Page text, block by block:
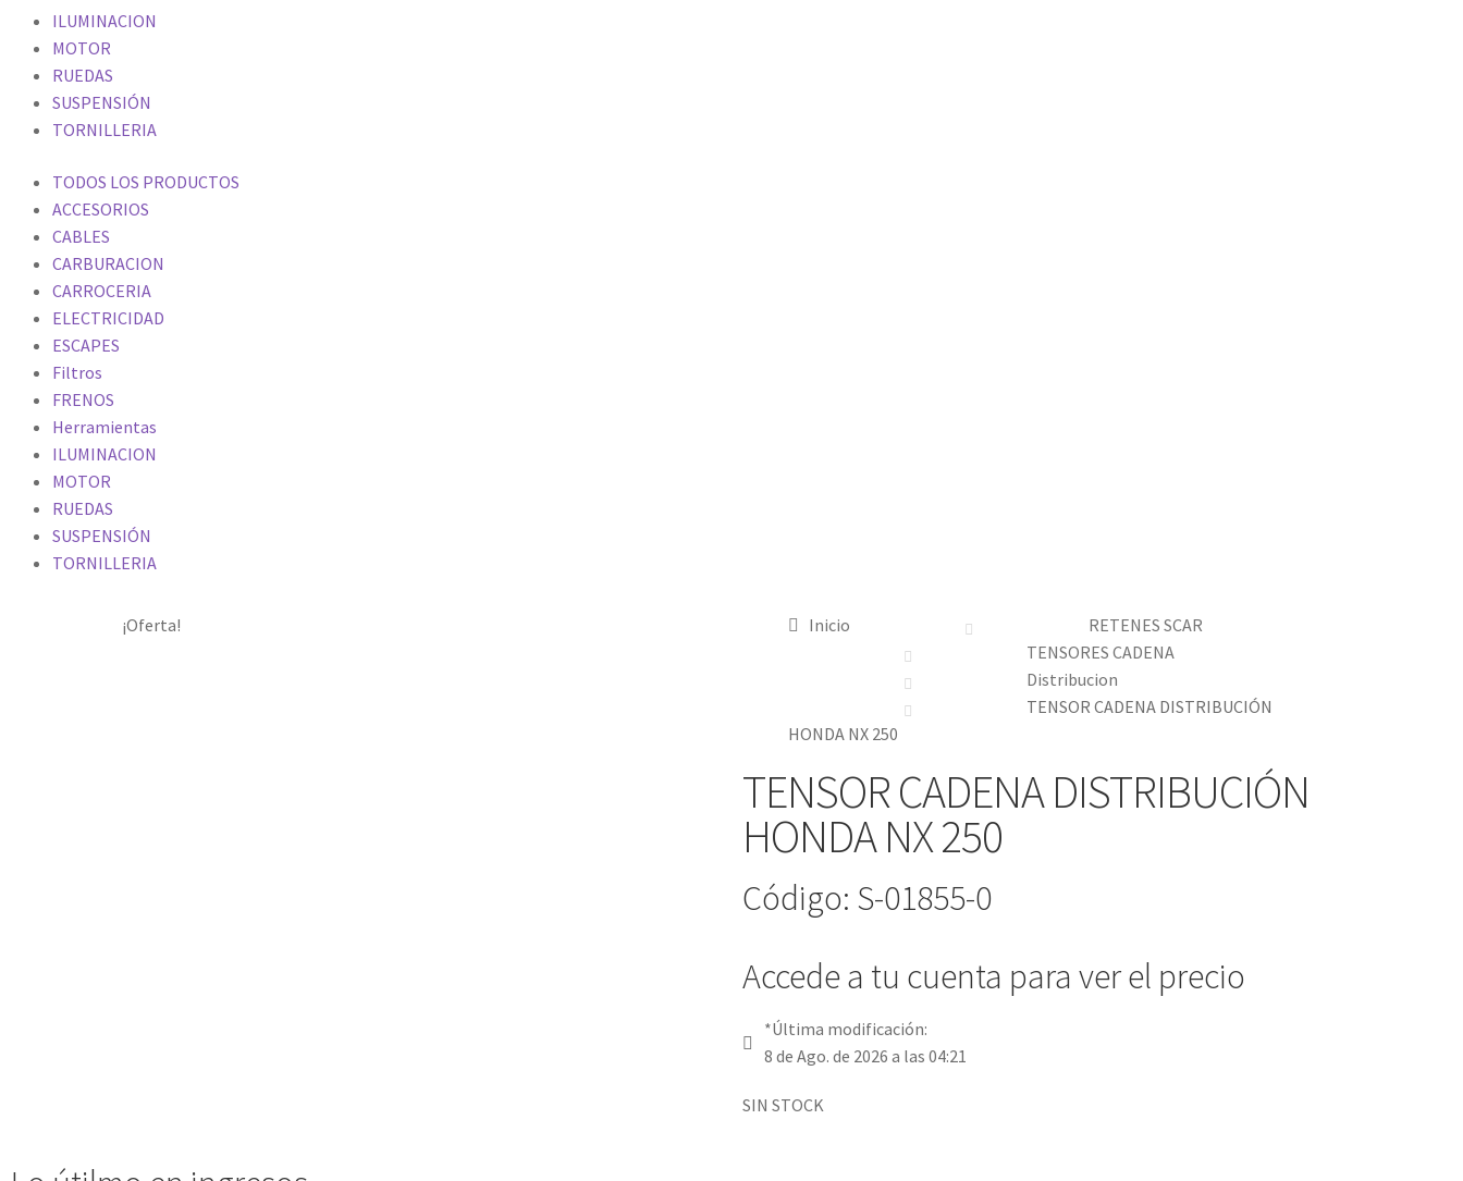
ILUMINACION
MOTOR
RUEDAS
SUSPENSIÓN
TORNILLERIA
TODOS LOS PRODUCTOS
ACCESORIOS
CABLES
CARBURACION
CARROCERIA
ELECTRICIDAD
ESCAPES
Filtros
FRENOS
Herramientas
ILUMINACION
MOTOR
RUEDAS
SUSPENSIÓN
TORNILLERIA
¡Oferta! Inicio
RETENES SCAR
TENSORES CADENA
Distribucion
TENSOR CADENA DISTRIBUCIÓN
HONDA NX 250
TENSOR CADENA DISTRIBUCIÓN
HONDA NX 250
Código: S-01855-0
Accede a tu cuenta para ver el precio
*Última modificación:
8 de Ago. de 2026 a las 04:21
SIN STOCK